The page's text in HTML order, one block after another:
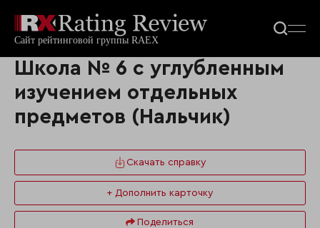
Школа № 6 с углубленным
изучением отдельных
предметов (Нальчик)
Скачать справку
+ Дополнить карточку
Поделиться